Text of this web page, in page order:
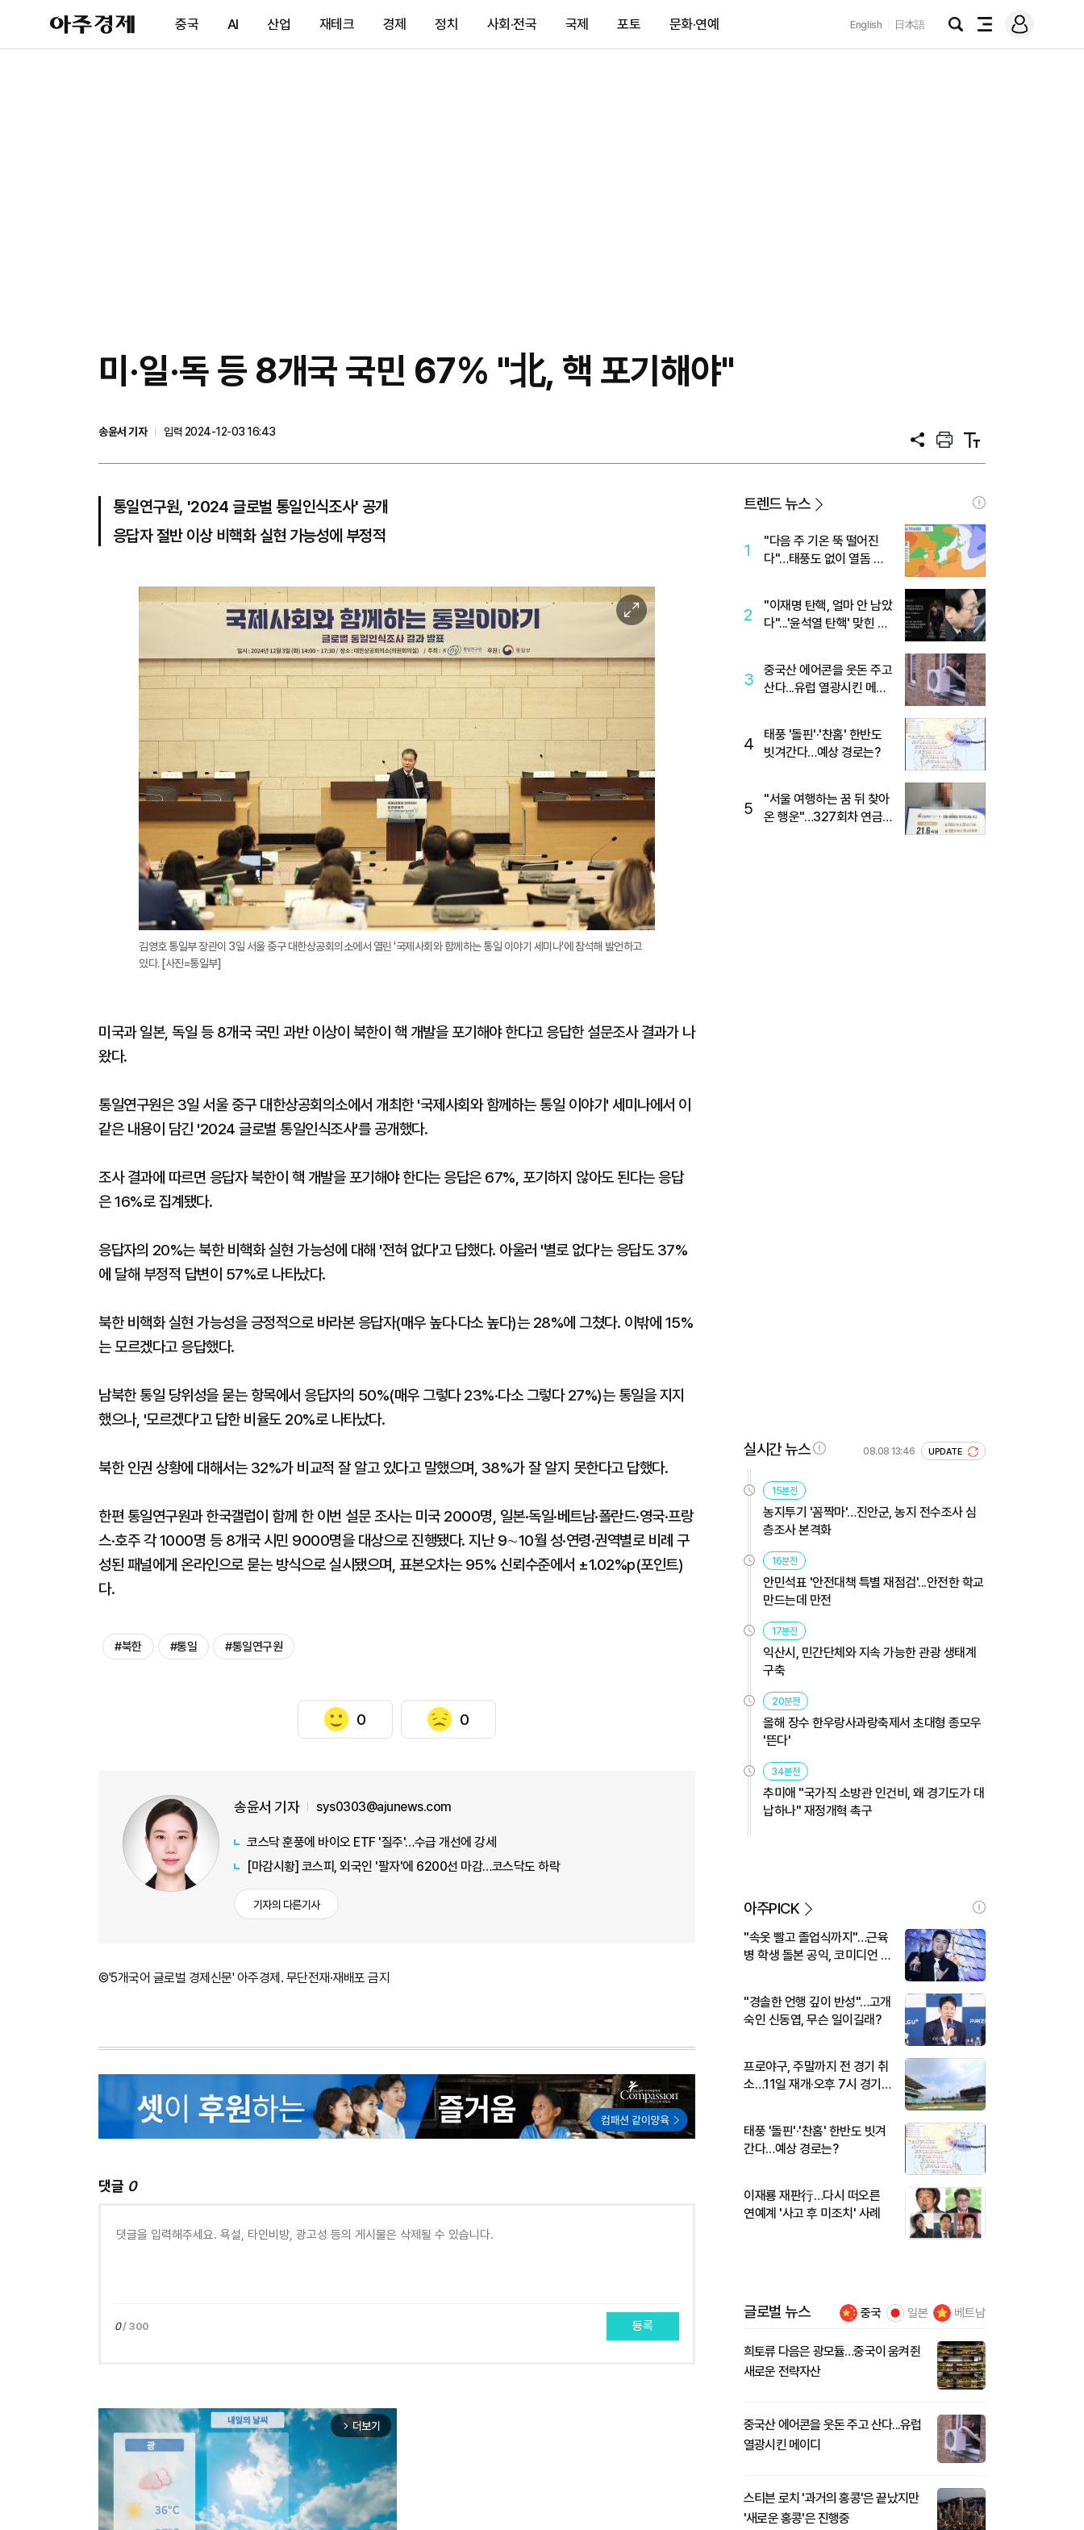
아
주
제
중국 AI 산업 재테크 경제 정치 사회·전국 국제 포토 문화·연예 English 日本語
검
전
메
그
미·일·독 등 8개국 국민 67% "北, 핵 포기해야"
송윤서 기자
입력 2024-12-03 16:43
공
프
트
텍
트
통일연구원, '2024 글로벌 통일인식조사' 공개
응답자 절반 이상 비핵화 실현 가능성에 부정적
이
미
지
확
김영호 통일부 장관이 3일 서울 중구 대한상공회의소에서 열린 '국제사회와 함께하는 통일 이야기 세미나'에 참석해 발언하고
있다. [사진=통일부]
미국과 일본, 독일 등 8개국 국민 과반 이상이 북한이 핵 개발을 포기해야 한다고 응답한 설문조사 결과가 나
왔다.
통일연구원은 3일 서울 중구 대한상공회의소에서 개최한 '국제사회와 함께하는 통일 이야기' 세미나에서 이
같은 내용이 담긴 '2024 글로벌 통일인식조사'를 공개했다.
조사 결과에 따르면 응답자 북한이 핵 개발을 포기해야 한다는 응답은 67%, 포기하지 않아도 된다는 응답
은 16%로 집계됐다.
응답자의 20%는 북한 비핵화 실현 가능성에 대해 '전혀 없다'고 답했다. 아울러 '별로 없다'는 응답도 37%
에 달해 부정적 답변이 57%로 나타났다.
북한 비핵화 실현 가능성을 긍정적으로 바라본 응답자(매우 높다·다소 높다)는 28%에 그쳤다. 이밖에 15%
는 모르겠다고 응답했다.
남북한 통일 당위성을 묻는 항목에서 응답자의 50%(매우 그렇다 23%·다소 그렇다 27%)는 통일을 지지
했으나, '모르겠다'고 답한 비율도 20%로 나타났다.
북한 인권 상황에 대해서는 32%가 비교적 잘 알고 있다고 말했으며, 38%가 잘 알지 못한다고 답했다.
한편 통일연구원과 한국갤럽이 함께 한 이번 설문 조사는 미국 2000명, 일본·독일·베트남·폴란드·영국·프랑
스·호주 각 1000명 등 8개국 시민 9000명을 대상으로 진행됐다. 지난 9∼10월 성·연령·권역별로 비례 구
성된 패널에게 온라인으로 묻는 방식으로 실시됐으며, 표본오차는 95% 신뢰수준에서 ±1.02%p(포인트)
다.
#북한 #통일 #통일연구원
0 0
송윤서 기자 sys0303@ajunews.com
코스닥 훈풍에 바이오 ETF '질주'…수급 개선에 강세
[마감시황] 코스피, 외국인 '팔자'에 6200선 마감…코스닥도 하락
기자의 다른기사
©'5개국어 글로벌 경제신문' 아주경제. 무단전재·재배포 금지
댓글 0
0/ 300 등록
arrow_forward_ios 더보기
트렌드 뉴스
1
"다음 주 기온 뚝 떨어진
다"…태풍도 없이 열돔 박
2
"이재명 탄핵, 얼마 안 남았
다"...'윤석열 탄핵' 맞힌 무
3
중국산 에어콘을 웃돈 주고
산다...유럽 열광시킨 메이
4
태풍 '돌핀'·'찬홈' 한반도
빗겨간다…예상 경로는?
5
"서울 여행하는 꿈 뒤 찾아
온 행운"…327회차 연금
실시간 뉴스 08.08 13:46 UPDATE
15분전
농지투기 '꼼짝마'…진안군, 농지 전수조사 심
층조사 본격화
16분전
안민석표 '안전대책 특별 재점검'...안전한 학교
만드는데 만전
17분전
익산시, 민간단체와 지속 가능한 관광 생태계
구축
20분전
올해 장수 한우랑사과랑축제서 초대형 종모우
'뜬다'
34분전
추미애 "국가직 소방관 인건비, 왜 경기도가 대
납하나" 재정개혁 촉구
아주PICK
"속옷 빨고 졸업식까지"…근육
병 학생 돌본 공익, 코미디언 김
"경솔한 언행 깊이 반성"…고개
숙인 신동엽, 무슨 일이길래?
프로야구, 주말까지 전 경기 취
소…11일 재개·오후 7시 경기
태풍 '돌핀'·'찬홈' 한반도 빗겨
간다…예상 경로는?
이재룡 재판行…다시 떠오른
연예계 '사고 후 미조치' 사례
글로벌 뉴스 중국 일본 베트남
희토류 다음은 광모듈…중국이 움켜쥔
새로운 전략자산
중국산 에어콘을 웃돈 주고 산다...유럽
열광시킨 메이디
스티븐 로치 '과거의 홍콩'은 끝났지만
'새로운 홍콩'은 진행중